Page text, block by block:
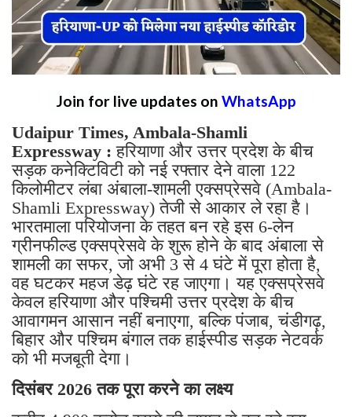
Join for live updates on WhatsApp
Udaipur Times, Ambala-Shamli
Expressway :हरियाणा और उत्तर प्रदेश के बीच
सड़क कनेक्टिविटी को नई रफ्तार देने वाला 122
किलोमीटर लंबा अंबाला-शामली एक्सप्रेसवे (Ambala-
Shamli Expressway) तेजी से आकार ले रहा है।
भारतमाला परियोजना के तहत बन रहे इस 6-लेन
ग्रीनफील्ड एक्सप्रेसवे के शुरू होने के बाद अंबाला से
शामली का सफर, जो अभी 3 से 4 घंटे में पूरा होता है,
वह घटकर महज डेढ़ घंटे रह जाएगा। यह एक्सप्रेसवे
केवल हरियाणा और पश्चिमी उत्तर प्रदेश के बीच
आवागमन आसान नहीं बनाएगा, बल्कि पंजाब, चंडीगढ़,
बिहार और पश्चिम बंगाल तक हाईस्पीड सड़क नेटवर्क
को भी मजबूती देगा।
दिसंबर 2026 तक पूरा करने का लक्ष्य